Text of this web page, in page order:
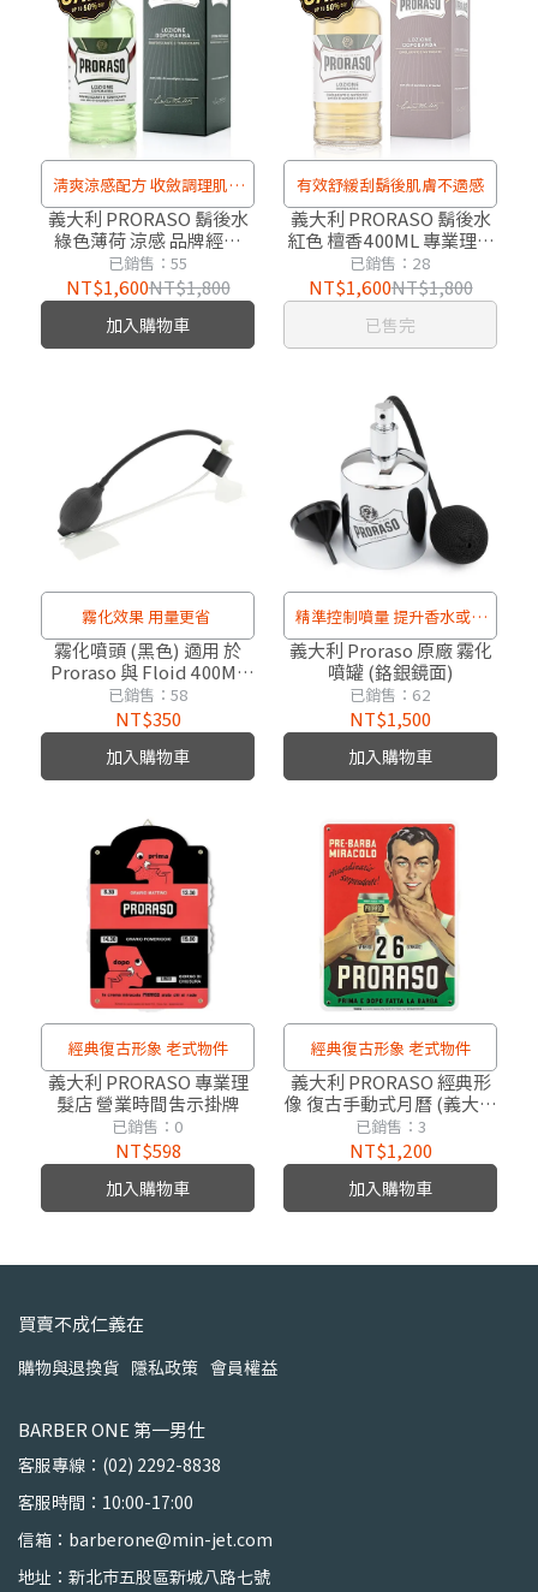
清爽涼感配方 收斂調理肌膚
毛孔
義大利 PRORASO 鬍後水
綠色薄荷 涼感 品牌經典
400ml 可加購廠噴頭
已銷售：55
NT$1,600NT$1,800
加入購物車
有效舒緩刮鬍後肌膚不適感
義大利 PRORASO 鬍後水
紅色 檀香400ML 專業理髮
店用 可加購 原廠噴頭
已銷售：28
NT$1,600NT$1,800
已售完
霧化效果 用量更省
霧化噴頭 (黑色) 適用 於
Proraso 與 Floid 400ML
適用理髮店用版本 鬍後水
" 一般不適用 "
已銷售：58
NT$350
加入購物車
精準控制噴量 提升香水或鬍
後水的便利
義大利 Proraso 原廠 霧化
噴罐 (鉻銀鏡面)
已銷售：62
NT$1,500
加入購物車
經典復古形象 老式物件
義大利 PRORASO 專業理
髮店 營業時間告示掛牌
已銷售：0
NT$598
加入購物車
經典復古形象 老式物件
義大利 PRORASO 經典形
像 復古手動式月曆 (義大利
版)
已銷售：3
NT$1,200
加入購物車
買賣不成仁義在
購物與退換貨 隱私政策 會員權益
BARBER ONE 第一男仕
客服專線：(02) 2292-8838
客服時間：10:00-17:00
信箱：barberone@min-jet.com
地址：新北市五股區新城八路七號